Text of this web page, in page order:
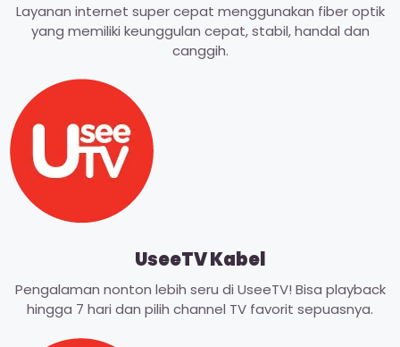
Layanan internet super cepat menggunakan fiber optik
yang memiliki keunggulan cepat, stabil, handal dan
canggih.
UseeTV Kabel
Pengalaman nonton lebih seru di UseeTV! Bisa playback
hingga 7 hari dan pilih channel TV favorit sepuasnya.